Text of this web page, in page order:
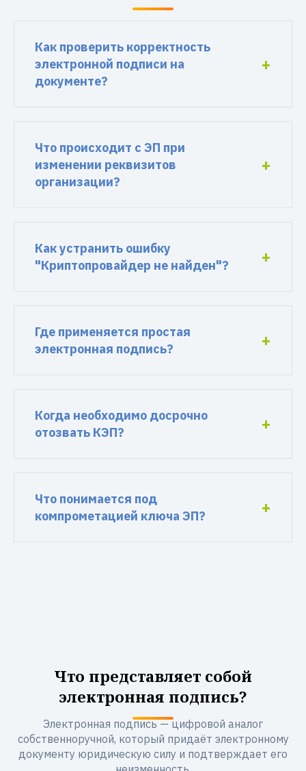
Как проверить корректность
электронной подписи на
документе?
Что происходит с ЭП при
изменении реквизитов
организации?
Как устранить ошибку
"Криптопровайдер не найден"?
Где применяется простая
электронная подпись?
Когда необходимо досрочно
отозвать КЭП?
Что понимается под
компрометацией ключа ЭП?
Что представляет собой
электронная подпись?
Электронная подпись — цифровой аналог
собственноручной, который придаёт электронному
документу юридическую силу и подтверждает его